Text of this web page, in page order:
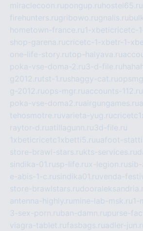
miraclecoon.rupongup.ru hostel65.ru
firehunters.rugribowo.rugnalis.ru
hometown-france.ru1-xbeticricetc-
shop-garena.rucricetc-1-xbetr-1-
one-life-story.rutop-halyava.ru
poka-vse-doma-2.ru3-d-file.ru
g2012.rutst-1.rushaggy-cat.ru
g-2012.ruops-mgr.ruaccounts-112.ru
poka-vse-doma2.ruairgungames.ru
tehosmotre.ruvarieta-yug.ru
raytor-d.ruatillagunn.ru3d-file.ru
1xbeticricetc1xbetti5.ruuafoot-
store-brawl-stars.rukts-services.ru
sindika-01.rusp-life.rux-legion.ru
e-abis-1-c.rusindika01.ruvenda-
store-brawlstars.ru
antenna-highly.ru mine-lab-msk.ru1-
3-sex-porn.ruban-damn.rupurse-
viagra-tablet.rufasbags.ruadler-